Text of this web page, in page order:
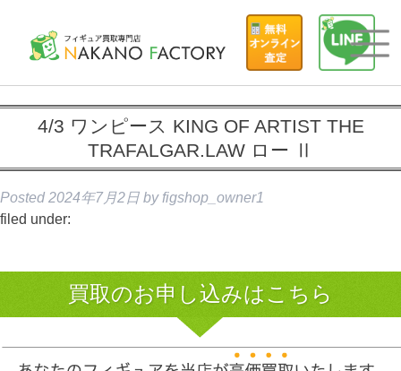
4/3 ワンピース KING OF ARTIST THE
TRAFALGAR.LAW ロー Ⅱ
Posted 2024年7月2日 by figshop_owner1
filed under:
買取のお申し込みはこちら